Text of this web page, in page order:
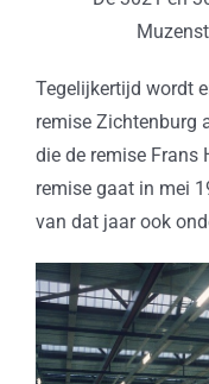
Tegelijkertijd wordt
remise Zichtenburg
die de remise Frans
remise gaat in mei
van dat jaar ook